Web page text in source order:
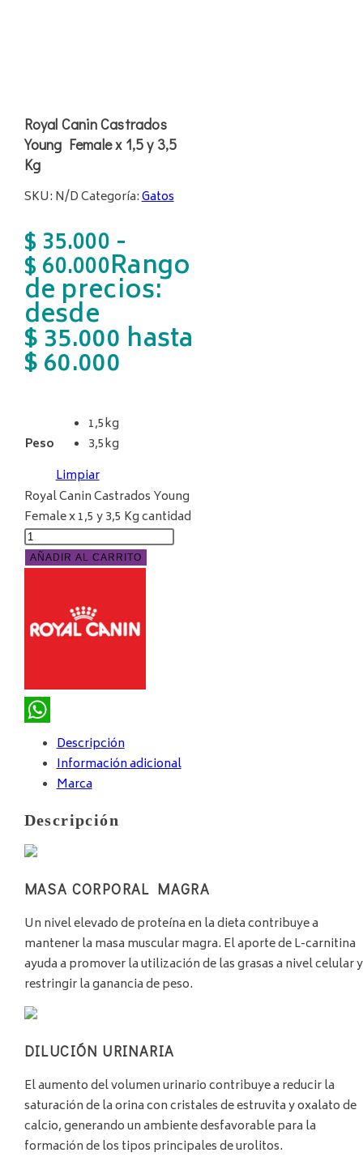
Royal Canin Castrados
Young Female x 1,5 y 3,5
Kg
SKU: N/DCategoría:Gatos
$ 35.000-
$60.000Rango
de precios:
desde
$ 35.000 hasta
$ 60.000
Peso
1,5kg
3,5kg
Limpiar
Royal Canin Castrados Young
Female x 1,5 y 3,5 Kg cantidad
AÑADIR AL CARRITO
WhatsApp
Descripción
Información adicional
Marca
Descripción
MASA CORPORAL MAGRA
Un nivel elevado de proteína en la dieta contribuye a
mantener la masa muscular magra. El aporte de L-carnitina
ayuda a promover la utilización de las grasas a nivel celular
restringir la ganancia de peso.
DILUCIÓN URINARIA
El aumento del volumen urinario contribuye a reducir la
saturación de la orina con cristales de estruvita y oxalato de
calcio, generando un ambiente desfavorable para la
formación de los tipos principales de urolitos.